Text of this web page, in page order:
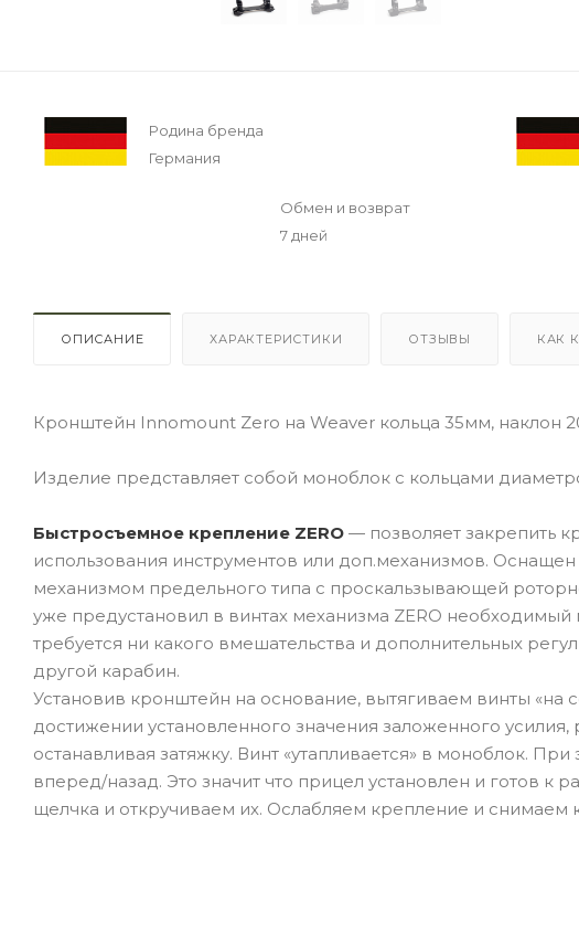
Родина бренда
Германия
Обмен и возврат
7 дней
ОПИСАНИЕ ХАРАКТЕРИСТИКИ ОТЗЫВЫ КАК
Кронштейн Innomount Zero на Weaver кольца 35мм, наклон
Изделие представляет собой моноблок с кольцами
Быстросъемное крепление ZERO — позволяет закрепить
использования инструментов или доп.механизмов.
механизмом предельного типа с проскальзывающей
уже предустановил в винтах механизма ZERO необходимый
требуется ни какого вмешательства и дополнительных
другой карабин.
Установив кронштейн на основание, вытягиваем винты «на
достижении установленного значения заложенного усилия,
останавливая затяжку. Винт «утапливается» в моноблок.
вперед/назад. Это значит что прицел установлен и готов к
щелчка и откручиваем их. Ослабляем крепление и